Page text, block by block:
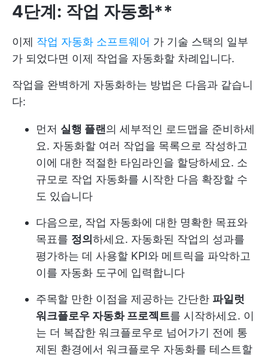
4단계: 작업 자동화**
이제 작업 자동화 소프트웨어 가 기술 스택의 일부
가 되었다면 이제 작업을 자동화할 차례입니다.
작업을 완벽하게 자동화하는 방법은 다음과 같습니
다:
먼저 실행 플랜의 세부적인 로드맵을 준비하세
요. 자동화할 여러 작업을 목록으로 작성하고
이에 대한 적절한 타임라인을 할당하세요. 소
규모로 작업 자동화를 시작한 다음 확장할 수
도 있습니다
다음으로, 작업 자동화에 대한 명확한 목표와
목표를 정의하세요. 자동화된 작업의 성과를
평가하는 데 사용할 KPI와 메트릭을 파악하고
이를 자동화 도구에 입력합니다
주목할 만한 이점을 제공하는 간단한 파일럿
워크플로우 자동화 프로젝트를 시작하세요. 이
는 더 복잡한 워크플로우로 넘어가기 전에 통
제된 환경에서 워크플로우 자동화를 테스트할